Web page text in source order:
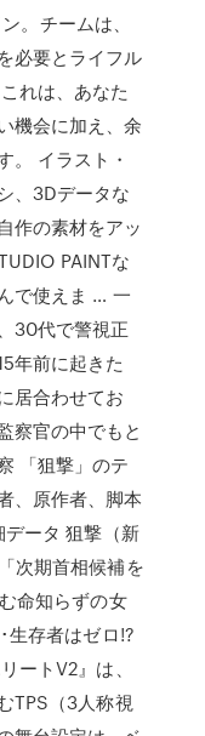
。チームは、
必要とライフル
れは、あなた
機会に加え、余
。 イラスト・
、3Dデータな
作の素材をアッ
PAINTな
で使えま … 一
30代で警視正
年前に起きた
居合わせてお
察官の中でもと
「狙撃」のテ
、原作者、脚本
ータ 狙撃（新
次期首相候補を
命知らずの女
生存者はゼロ!?
ートV2』は、
TPS（3人称視